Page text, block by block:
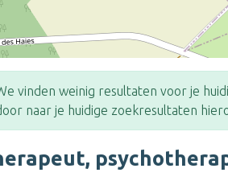
vinden weinig resultaten voor je
naar je huidige zoekresultaten